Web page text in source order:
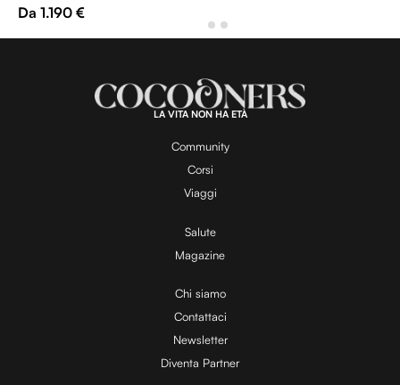
Da 1.190 €
LA VITA NON HA ETÀ
Community
Corsi
Viaggi
Salute
Magazine
Chi siamo
Contattaci
Newsletter
Diventa Partner